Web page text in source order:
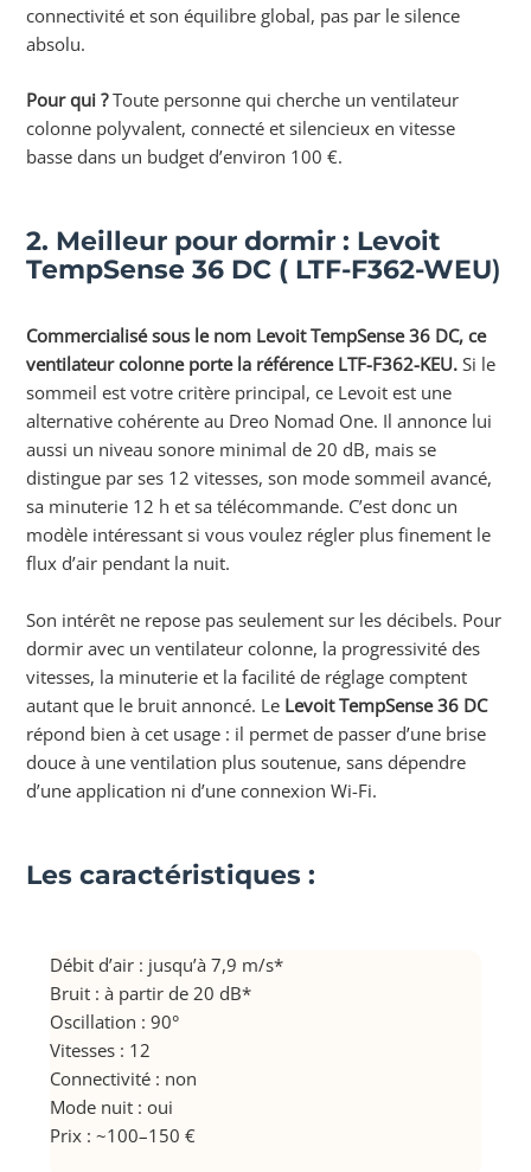
connectivité et son équilibre global, pas par le silence
absolu.
Pour qui ?Toute personne qui cherche un ventilateur
colonne polyvalent, connecté et silencieux en vitesse
basse dans un budget d’environ 100 €.
2. Meilleur pour dormir : Levoit
TempSense 36 DC ( LTF-F362-WEU)
Commercialisé sous le nom Levoit TempSense 36 DC, ce
ventilateur colonne porte la référence LTF-F362-KEU. Si le
sommeil est votre critère principal, ce Levoit est une
alternative cohérente au Dreo Nomad One. Il annonce lui
aussi un niveau sonore minimal de 20 dB, mais se
distingue par ses 12 vitesses, son mode sommeil avancé,
sa minuterie 12 h et sa télécommande. C’est donc un
modèle intéressant si vous voulez régler plus finement le
flux d’air pendant la nuit.
Son intérêt ne repose pas seulement sur les décibels. Pour
dormir avec un ventilateur colonne, la progressivité des
vitesses, la minuterie et la facilité de réglage comptent
autant que le bruit annoncé. Le Levoit TempSense 36 DC
répond bien à cet usage : il permet de passer d’une brise
douce à une ventilation plus soutenue, sans dépendre
d’une application ni d’une connexion Wi-Fi.
Les caractéristiques :
Débit d’air : jusqu’à 7,9 m/s*
Bruit : à partir de 20 dB*
Oscillation : 90°
Vitesses : 12
Connectivité : non
Mode nuit : oui
Prix : ~100–150 €